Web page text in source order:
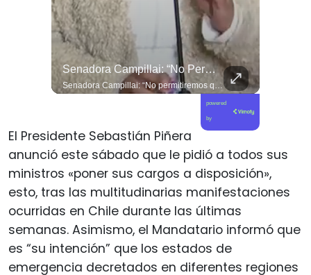
Senadora Campillai: “No Permitiremos Que La Impunidad Siga Avanzando”
Senadora Campillai: “No permitiremos que la impunidad siga avanzando”
powered
by
El Presidente Sebastián Piñera
anunció este sábado que le pidió a todos sus
ministros «poner sus cargos a disposición»,
esto, tras las multitudinarias manifestaciones
ocurridas en Chile durante las últimas
semanas. Asimismo, el Mandatario informó que
es “su intención” que los estados de
emergencia decretados en diferentes regiones